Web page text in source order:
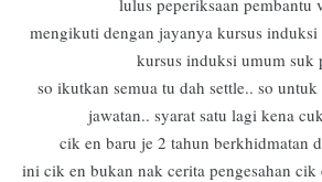
lulus peperiksaan pembantu
mengikuti dengan jayanya kursus induksi
kursus induksi umum suk
so ikutkan semua tu dah settle.. so
jawatan.. syarat satu lagi kena
cik en baru je 2 tahun berkhidmatan
ini cik en bukan nak cerita pengesahan